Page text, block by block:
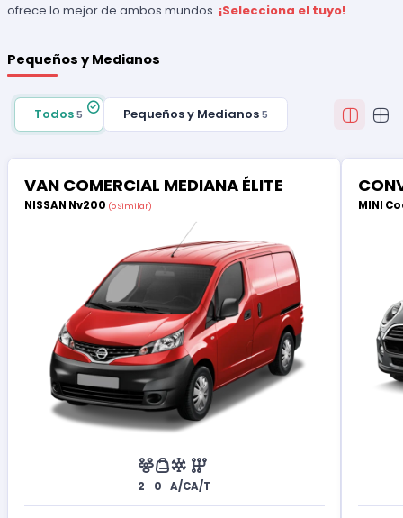
ofrece lo mejor de ambos mundos. ¡Selecciona el tuyo!
Pequeños y Medianos
Todos5 Pequeños y Medianos 5
VAN COMERCIAL MEDIANA ÉLITE
NISSAN Nv200 (o Similar)
2 0 A/CA/T
MINI